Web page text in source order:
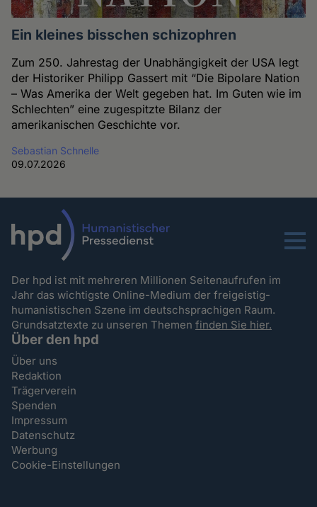
Ein kleines bisschen schizophren
Zum 250. Jahrestag der Unabhängigkeit der USA legt
der Historiker Philipp Gassert mit “Die Bipolare Nation
– Was Amerika der Welt gegeben hat. Im Guten wie im
Schlechten” eine zugespitzte Bilanz der
amerikanischen Geschichte vor.
Sebastian Schnelle
09.07.2026
Menu
Der hpd ist mit mehreren Millionen Seitenaufrufen im
Jahr das wichtigste Online-Medium der freigeistig-
humanistischen Szene im deutschsprachigen Raum.
Grundsatztexte zu unseren Themenfinden Sie hier.
Über den hpd
Über uns
Redaktion
Trägerverein
Spenden
Impressum
Datenschutz
Werbung
Cookie-Einstellungen